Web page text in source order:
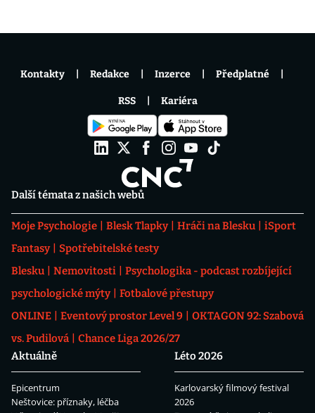
Další témata z našich webů
Moje Psychologie Blesk Tlapky Hráči na Blesku
iSport
Fantasy
Spotřebitelské testy
Blesku
Nemovitosti
Psychologika - podcast rozbíjející
psychologické mýty
Fotbalové přestupy
ONLINE
Eventový prostor Level 9
OKTAGON 92: Szabová
vs. Pudilová
Chance Liga 2026/27
Aktuálně
Epicentrum
Neštovice: příznaky, léčba
Léto 2026
Karlovarský filmový festival
2026
Kontakty Redakce Inzerce Předplatné
RSS Kariéra